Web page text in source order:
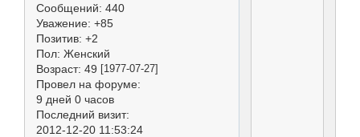
Сообщений: 440
Уважение: +85
Позитив: +2
Пол: Женский
Возраст: 49 [1977-07-27]
Провел на форуме:
9 дней 0 часов
Последний визит:
2012-12-20 11:53:24